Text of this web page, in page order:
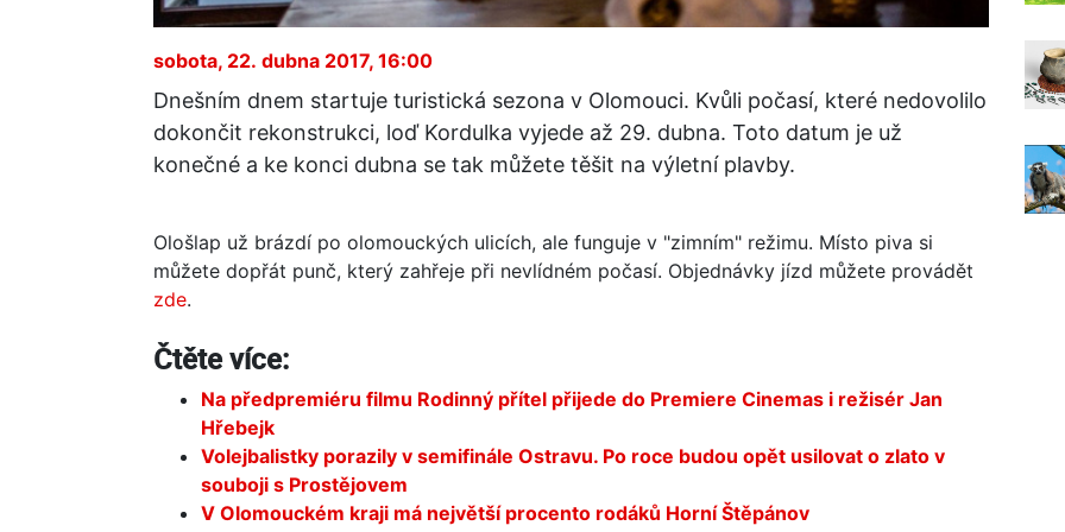
sobota, 22. dubna 2017, 16:00
Dnešním dnem startuje turistická sezona v Olomouci. Kvůli počasí, které nedovolilo
dokončit rekonstrukci, loď Kordulka vyjede až 29. dubna. Toto datum je už
konečné a ke konci dubna se tak můžete těšit na výletní plavby.
Ološlap už brázdí po olomouckých ulicích, ale funguje v "zimním" režimu. Místo piva si
můžete dopřát punč, který zahřeje při nevlídném počasí. Objednávky jízd můžete provádět
zde.
Čtěte více:
Na předpremiéru filmu Rodinný přítel přijede do Premiere Cinemas i režisér Jan
Hřebejk
Volejbalistky porazily v semifinále Ostravu. Po roce budou opět usilovat o zlato v
souboji s Prostějovem
V Olomouckém kraji má největší procento rodáků Horní Štěpánov